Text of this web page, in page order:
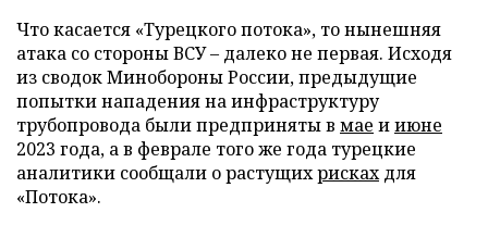
Что касается «Турецкого потока», то нынешняя
атака со стороны ВСУ – далеко не первая. Исходя
из сводок Минобороны России, предыдущие
попытки нападения на инфраструктуру
трубопровода были предприняты в мае ииюне
2023 года, а в феврале того же года турецкие
аналитики сообщали о растущихрискахдля
«Потока».